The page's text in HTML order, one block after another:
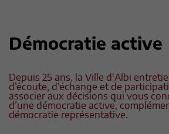
Démocratie active
Depuis 25 ans, la Ville d'Albi
d’écoute, d’échange et de
associer aux décisions qui vous
d’une démocratie active,
démocratie représentative.